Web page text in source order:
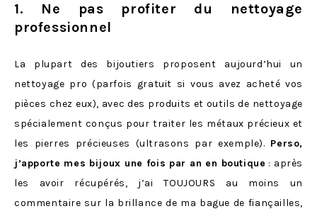
1. Ne pas profiter du nettoyage
professionnel
La plupart des bijoutiers proposent aujourd’hui un
nettoyage pro (parfois gratuit si vous avez acheté vos
pièces chez eux), avec des produits et outils de nettoyage
spécialement conçus pour traiter les métaux précieux et
les pierres précieuses (ultrasons par exemple). Perso,
j’apporte mes bijoux une fois par an en boutique : après
les avoir récupérés, j’ai TOUJOURS au moins un
commentaire sur la brillance de ma bague de fiançailles,